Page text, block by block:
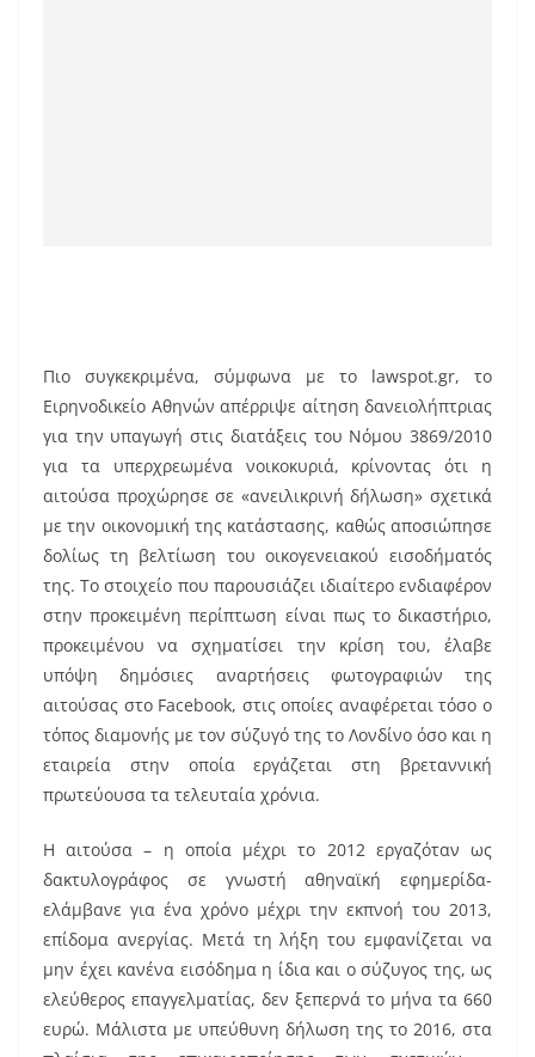
Πιο συγκεκριμένα, σύμφωνα με το lawspot.gr, το
Ειρηνοδικείο Αθηνών απέρριψε αίτηση δανειολήπτριας
για την υπαγωγή στις διατάξεις του Νόμου 3869/2010
για τα υπερχρεωμένα νοικοκυριά, κρίνοντας ότι η
αιτούσα προχώρησε σε «ανειλικρινή δήλωση» σχετικά
με την οικονομική της κατάστασης, καθώς αποσιώπησε
δολίως τη βελτίωση του οικογενειακού εισοδήματός
της. Το στοιχείο που παρουσιάζει ιδιαίτερο ενδιαφέρον
στην προκειμένη περίπτωση είναι πως το δικαστήριο,
προκειμένου να σχηματίσει την κρίση του, έλαβε
υπόψη δημόσιες αναρτήσεις φωτογραφιών της
αιτούσας στο Facebook, στις οποίες αναφέρεται τόσο ο
τόπος διαμονής με τον σύζυγό της το Λονδίνο όσο και η
εταιρεία στην οποία εργάζεται στη βρεταννική
πρωτεύουσα τα τελευταία χρόνια.
Η αιτούσα – η οποία μέχρι το 2012 εργαζόταν ως
δακτυλογράφος σε γνωστή αθηναϊκή εφημερίδα-
ελάμβανε για ένα χρόνο μέχρι την εκπνοή του 2013,
επίδομα ανεργίας. Μετά τη λήξη του εμφανίζεται να
μην έχει κανένα εισόδημα η ίδια και ο σύζυγος της, ως
ελεύθερος επαγγελματίας, δεν ξεπερνά το μήνα τα 660
ευρώ. Μάλιστα με υπεύθυνη δήλωση της το 2016, στα